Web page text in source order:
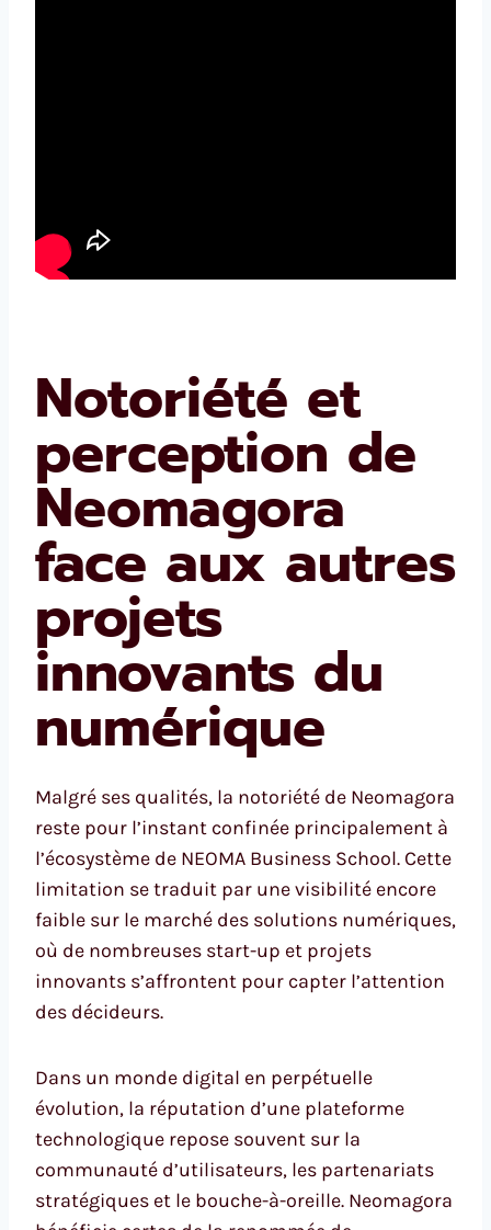
Notoriété et
perception de
Neomagora
face aux autres
projets
innovants du
numérique
Malgré ses qualités, la notoriété de Neomagora
reste pour l’instant confinée principalement à
l’écosystème de NEOMA Business School. Cette
limitation se traduit par une visibilité encore
faible sur le marché des solutions numériques,
où de nombreuses start-up et projets
innovants s’affrontent pour capter l’attention
des décideurs.
Dans un monde digital en perpétuelle
évolution, la réputation d’une plateforme
technologique repose souvent sur la
communauté d’utilisateurs, les partenariats
stratégiques et le bouche-à-oreille. Neomagora